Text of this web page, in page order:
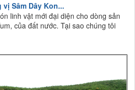
Sâm Dây Kon...
linh vật mới đại diện cho dòng sản
của đất nước. Tại sao chúng tôi